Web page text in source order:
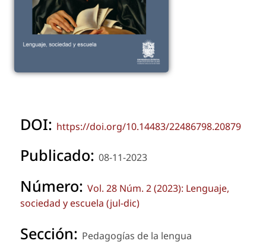
DOI: https://doi.org/10.14483/22486798.20879
Publicado: 08-11-2023
Número: Vol. 28 Núm. 2 (2023): Lenguaje,
sociedad y escuela (jul-dic)
Sección: Pedagogías de la lengua